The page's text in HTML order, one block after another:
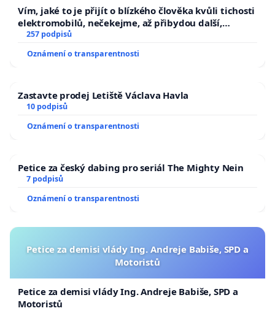
Vím, jaké to je přijít o blízkého člověka kvůli tichosti
elektromobilů, nečekejme, až přibydou další,
zaveďme slyšitelná auta!
257 podpisů
Oznámení o transparentnosti
Zastavte prodej Letiště Václava Havla
10 podpisů
Oznámení o transparentnosti
Petice za český dabing pro seriál The Mighty Nein
7 podpisů
Oznámení o transparentnosti
Petice za demisi vlády Ing. Andreje Babiše, SPD a
Motoristů
Petice za demisi vlády Ing. Andreje Babiše, SPD a
Motoristů